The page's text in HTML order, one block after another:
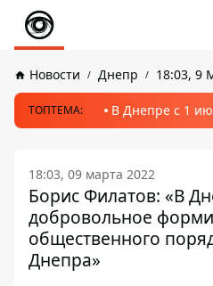
Новости Днепр 18:03, 9
ТОПТЕМА: В Днепре с 1
18:03, 09 марта 2022
Борис Филатов: «В
добровольное
общественного
Днепра»